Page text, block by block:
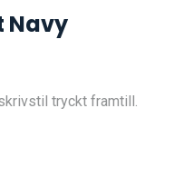
Navy
tryckt framtill.